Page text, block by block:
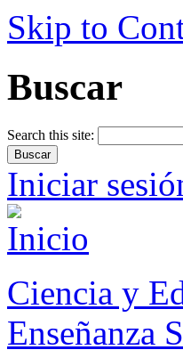
Skip to
Buscar
Search this site:
Iniciar
Ciencia y
Enseñanza